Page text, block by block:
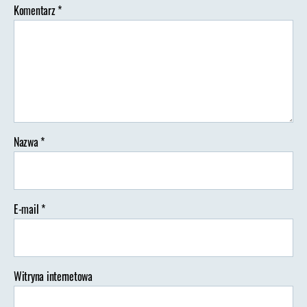
Komentarz*
Nazwa*
E-mail*
Witryna internetowa